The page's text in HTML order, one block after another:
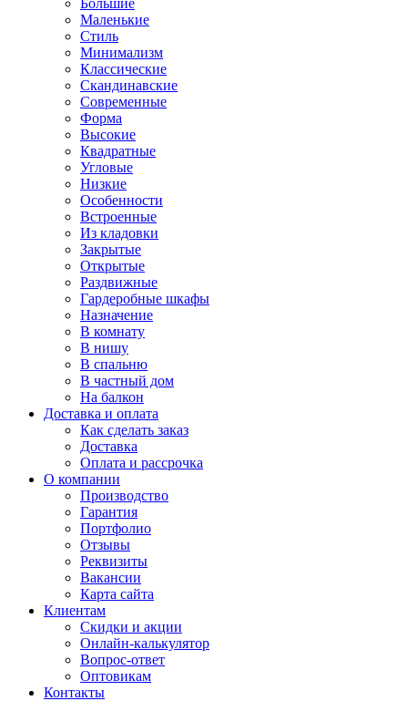
Большие
Маленькие
Стиль
Минимализм
Классические
Скандинавские
Современные
Форма
Высокие
Квадратные
Угловые
Низкие
Особенности
Встроенные
Из кладовки
Закрытые
Открытые
Раздвижные
Гардеробные шкафы
Назначение
В комнату
В нишу
В спальню
В частный дом
На балкон
Доставка и оплата
Как сделать заказ
Доставка
Оплата и рассрочка
О компании
Производство
Гарантия
Портфолио
Отзывы
Реквизиты
Вакансии
Карта сайта
Клиентам
Скидки и акции
Онлайн-калькулятор
Вопрос-ответ
Оптовикам
Контакты